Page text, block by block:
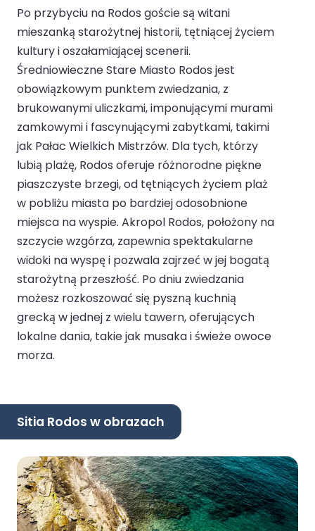
Po przybyciu na Rodos goście są witani
mieszanką starożytnej historii, tętniącej życiem
kultury i oszałamiającej scenerii.
Średniowieczne Stare Miasto Rodos jest
obowiązkowym punktem zwiedzania, z
brukowanymi uliczkami, imponującymi murami
zamkowymi i fascynującymi zabytkami, takimi
jak Pałac Wielkich Mistrzów. Dla tych, którzy
lubią plażę, Rodos oferuje różnorodne piękne
piaszczyste brzegi, od tętniących życiem plaż
w pobliżu miasta po bardziej odosobnione
miejsca na wyspie. Akropol Rodos, położony na
szczycie wzgórza, zapewnia spektakularne
widoki na wyspę i pozwala zajrzeć w jej bogatą
starożytną przeszłość. Po dniu zwiedzania
możesz rozkoszować się pyszną kuchnią
grecką w jednej z wielu tawern, oferujących
lokalne dania, takie jak musaka i świeże owoce
morza.
Sitia Rodos w obrazach